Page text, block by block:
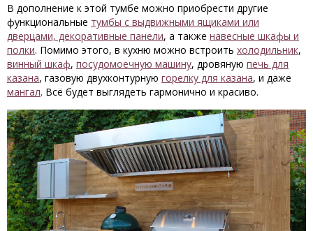
В дополнение к этой тумбе можно приобрести другие
функциональные тумбы с выдвижными ящиками или
дверцами, декоративные панели, а также навесные шкафы и
полки. Помимо этого, в кухню можно встроить холодильник,
винный шкаф, посудомоечную машину, дровяную печь для
казана, газовую двухконтурную горелку для казана, и даже
мангал. Всё будет выглядеть гармонично и красиво.